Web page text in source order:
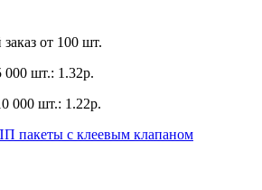
от 100 шт.
000 шт.: 1.32р.
000 шт.: 1.22р.
пакеты с клеевым клапаном